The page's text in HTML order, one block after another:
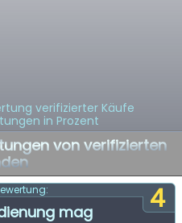
verifizierter Käufe
in Prozent
von verifizierten
4
mag